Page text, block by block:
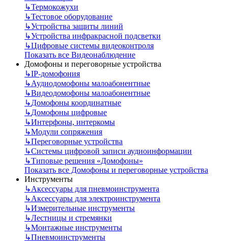
↳Термокожухи
↳Тестовое оборудование
↳Устройства защиты линий
↳Устройства инфракрасной подсветки
↳Цифровые системы видеоконтроля
Показать все Видеонаблюдение
Домофоны и переговорные устройства
↳IP-домофония
↳Аудиодомофоны малоабонентные
↳Видеодомофоны малоабонентные
↳Домофоны координатные
↳Домофоны цифровые
↳Интерфоны, интеркомы
↳Модули сопряжения
↳Переговорные устройства
↳Системы цифровой записи аудиоинформации
↳Типовые решения «Домофоны»
Показать все Домофоны и переговорные устройства
Инструменты
↳Аксессуары для пневмоинструмента
↳Аксессуары для электроинструмента
↳Измерительные инструменты
↳Лестницы и стремянки
↳Монтажные инструменты
↳Пневмоинструменты